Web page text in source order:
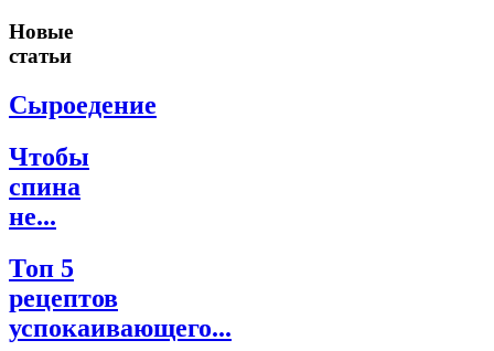
Новые
статьи
Сыроедение
Чтобы
спина
не...
Топ 5
рецептов
успокаивающего...